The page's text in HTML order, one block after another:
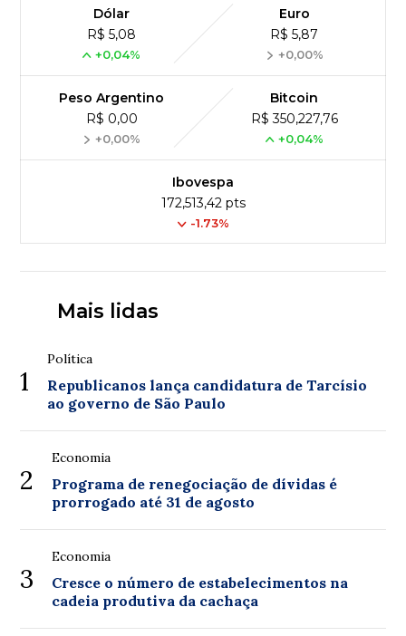
Dólar
R$ 5,08
+0,04%
Euro
R$ 5,87
+0,00%
Peso Argentino
R$ 0,00
+0,00%
Bitcoin
R$ 350,227,76
+0,04%
Ibovespa
172,513,42 pts
-1.73%
Mais lidas
1
Política
Republicanos lança candidatura de Tarcísio
ao governo de São Paulo
2
Economia
Programa de renegociação de dívidas é
prorrogado até 31 de agosto
3
Economia
Cresce o número de estabelecimentos na
cadeia produtiva da cachaça